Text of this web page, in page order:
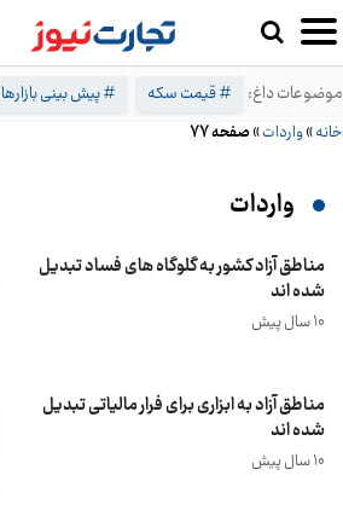
موضوعات داغ: # قیمت سکه # پیش بینی بازارها
خانه»واردات» صفحه 77
واردات
مناطق آزاد کشور به گلوگاه های فساد تبدیل
شده اند
10 سال پیش
مناطق آزاد به ابزاری برای فرار مالیاتی تبدیل
شده اند
10 سال پیش